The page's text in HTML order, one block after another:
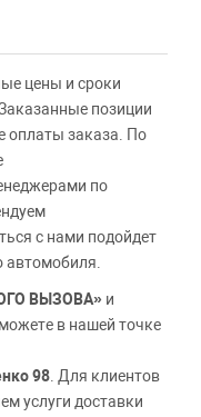
цены и сроки
позиции
оплаты заказа. По
по
с нами подойдет
автомобиля.
ВЫЗОВА» и
в нашей точке
98 . Для клиентов
услуги доставки